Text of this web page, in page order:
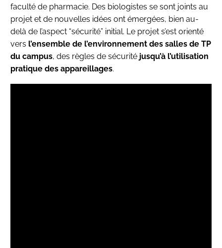
faculté de pharmacie. Des biologistes se sont joints au
projet et de nouvelles idées ont émergées, bien au-
delà de l’aspect “sécurité” initial. Le projet s’est orienté
vers l’ensemble de l’environnement des salles de TP
du campus, des règles de sécurité jusqu’à l’utilisation
pratique des appareillages.